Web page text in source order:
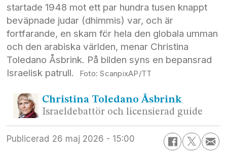
startade 1948 mot ett par hundra tusen knappt
beväpnade judar (dhimmis) var, och är
fortfarande, en skam för hela den globala umman
och den arabiska världen, menar Christina
Toledano Åsbrink. På bilden syns en bepansrad
Israelisk patrull.
ScanpixAP/TT
Christina Toledano Åsbrink
Israeldebattör och licensierad guide
Publicerad 26 maj 2026 - 15:00